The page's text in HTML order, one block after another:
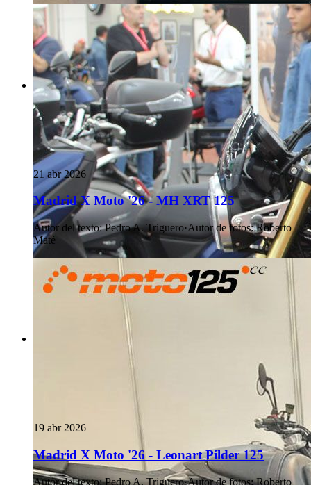
21 abr 2026
Madrid X Moto '26 - MH XRT 125
Autor del texto: Pedro A. Triguero·Autor de fotos: Roberto
Maté
19 abr 2026
Madrid X Moto '26 - Leonart Pilder 125
Autor del texto: Pedro A. Triguero·Autor de fotos: Roberto